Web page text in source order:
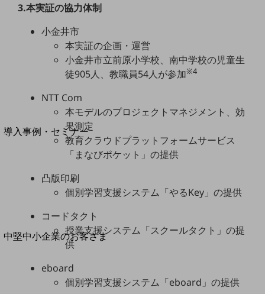
回線・ネットワーク
別ウィンドウで開きます
サービスをご利用中のお客さま
導入事例・セミナー
導入事例TOP
セミナー
開催・出展する各種セミナー、イベント情報をご紹介します
別ウィンドウで開きます
中堅中小企業のお客さま
NTTドコモビジネスウォッチ
ビジネスお役立ち情報
旬な話題やお役立ち資料などDXの課題を
3.本実証の協力体制
小金井市
本実証の企画・運営
小金井市立前原小学校、南中学校の児童生
徒905人、教職員54人が参加※4
NTT Com
本モデルのプロジェクトマネジメント、効
果測定
教育クラウドプラットフォームサービス
「まなびポケット」の提供
凸版印刷
個別学習支援システム「やるKey」の提供
コードタクト
授業支援システム「スクールタクト」の提
供
eboard
個別学習支援システム「eboard」の提供